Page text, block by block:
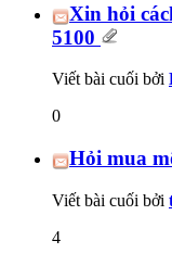
Xin hỏi
5100
Viết bài cuối bởi
0
Hỏi mua
Viết bài cuối bởi
4